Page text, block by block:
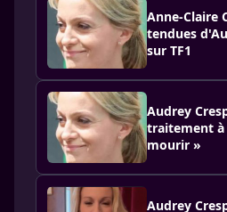
Anne-Claire
tendues
sur TF1
Audrey
traitement à
mourir »
Audrey